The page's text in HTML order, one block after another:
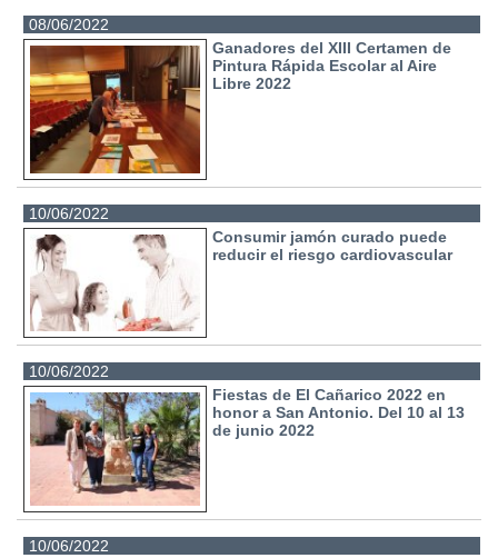
08/06/2022
Ganadores del XIII Certamen de
Pintura Rápida Escolar al Aire
Libre 2022
10/06/2022
Consumir jamón curado puede
reducir el riesgo cardiovascular
10/06/2022
Fiestas de El Cañarico 2022 en
honor a San Antonio. Del 10 al 13
de junio 2022
10/06/2022